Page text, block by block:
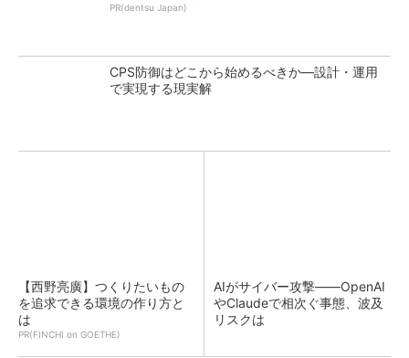
PR(dentsu Japan)
CPS防御はどこから始めるべきか―設計・運用
で実現する現実解
【西野亮廣】つくりたいもの
を追求できる環境の作り方と
は
PR(FINCHI on GOETHE)
AIがサイバー攻撃――OpenAI
やClaudeで相次ぐ事態、波及
リスクは